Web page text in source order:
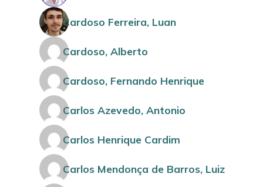
Cardoso Ferreira, Luan
Cardoso, Alberto
Cardoso, Fernando Henrique
Carlos Azevedo, Antonio
Carlos Henrique Cardim
Carlos Mendonça de Barros, Luiz